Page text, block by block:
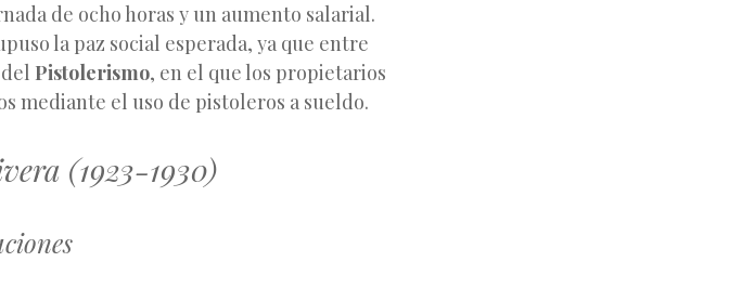
de ocho horas y un aumento salarial.
la paz social esperada, ya que entre
Pistolerismo, en el que los propietarios
mediante el uso de pistoleros a sueldo.
(1923-1930)